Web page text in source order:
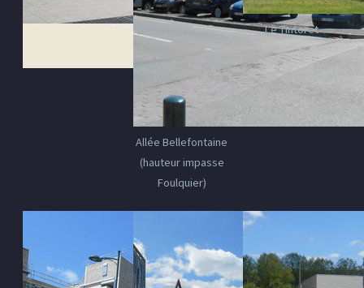
Allée Bellefontaine
(hauteur impasse
Foulquier)
Le Tintoret